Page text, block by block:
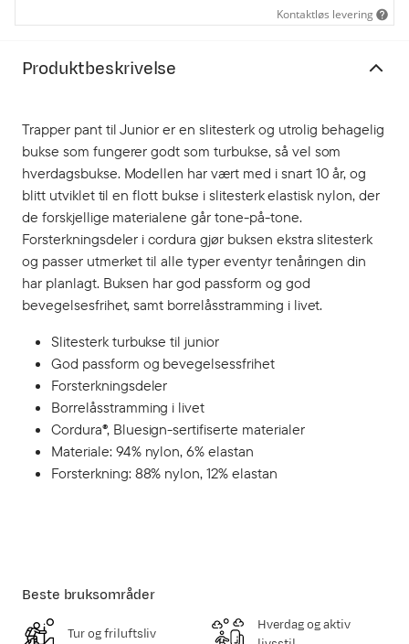
Kontaktløs levering
Produktbeskrivelse
Trapper pant til Junior er en slitesterk og utrolig behagelig
bukse som fungerer godt som turbukse, så vel som
hverdagsbukse. Modellen har vært med i snart 10 år, og
blitt utviklet til en flott bukse i slitesterk elastisk nylon, der
de forskjellige materialene går tone-på-tone.
Forsterkningsdeler i cordura gjør buksen ekstra slitesterk
og passer utmerket til alle typer eventyr tenåringen din
har planlagt. Buksen har god passform og god
bevegelsesfrihet, samt borrelåsstramming i livet.
Slitesterk turbukse til junior
God passform og bevegelsessfrihet
Forsterkningsdeler
Borrelåsstramming i livet
Cordura®, Bluesign-sertifiserte materialer
Materiale: 94% nylon, 6% elastan
Forsterkning: 88% nylon, 12% elastan
Beste bruksområder
Tur og friluftsliv
Hverdag og aktiv